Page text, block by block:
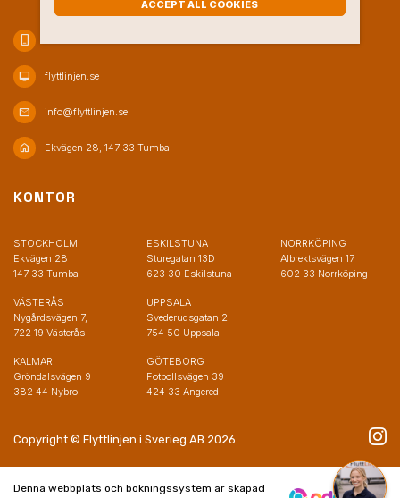
phone_iphone
desktop_mac flyttlinjen.se
mail info@flyttlinjen.se
home Ekvägen 28, 147 33 Tumba
KONTOR
STOCKHOLM
Ekvägen 28
147 33 Tumba
VÄSTERÅS
Nygårdsvägen 7,
722 19 Västerås
KALMAR
Gröndalsvägen 9
382 44 Nybro
ESKILSTUNA
Sturegatan 13D
623 30 Eskilstuna
UPPSALA
Svederudsgatan 2
754 50 Uppsala
GÖTEBORG
Fotbollsvägen 39
424 33 Angered
NORRKÖPING
Albrektsvägen 17
602 33 Norrköping
Copyright © Flyttlinjen i Sverieg AB 2026
Denna webbplats och bokningssystem är skapad
ACCEPT ALL COOKIES